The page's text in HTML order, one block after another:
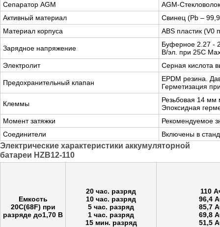
Сепаратор AGM
AGM-
Активный материал
Свинец (Pb –
Материал корпуса
ABS пластик (V0
Зарядное напряжение
Буферное 2.27 -
В/эл. при 25C
Электролит
Серная кислота
Предохранительный клапан
EPDM резина.
Герметизация
Клеммы
Резьбовая 14 мм
Эпоксидная
Момент затяжки
Рекомендуемое
Соединители
Включены в
Электрические характеристики аккумуляторной
батареи HZB12-110
Емкость
20С(68F) при
разряде до1,70 В
20 час. разряд
10 час. разряд
5 час. разряд
1 час. разряд
15 мин. разряд
110
96,4
85,7
69,8
51,5